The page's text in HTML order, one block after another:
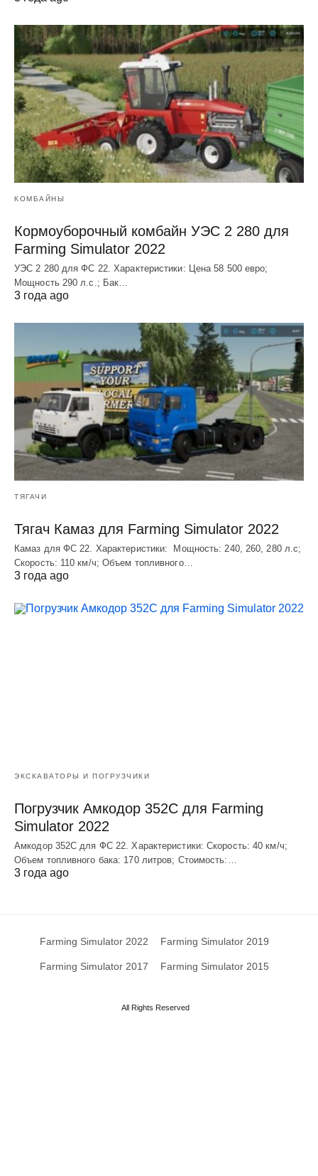
КОМБАЙНЫ
Кормоуборочный комбайн УЭC 2 280 для
Farming Simulator 2022
УЭC 2 280 для ФС 22. Характеристики: Цена 58 500 евро;
Мощность 290 л.с.; Бак…
3 года ago
ТЯГАЧИ
Тягач Камаз для Farming Simulator 2022
Камаз для ФС 22. Характеристики: Мощность: 240, 260, 280 л.с;
Скорость: 110 км/ч; Объем топливного…
3 года ago
ЭКСКАВАТОРЫ И ПОГРУЗЧИКИ
Погрузчик Амкодор 352С для Farming
Simulator 2022
Амкодор 352С для ФС 22. Характеристики: Скорость: 40 км/ч;
Объем топливного бака: 170 литров; Стоимость:…
3 года ago
Farming Simulator 2022 Farming Simulator 2019
Farming Simulator 2017 Farming Simulator 2015
All Rights Reserved